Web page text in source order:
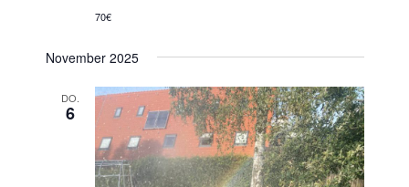
70€
November 2025
DO.
6